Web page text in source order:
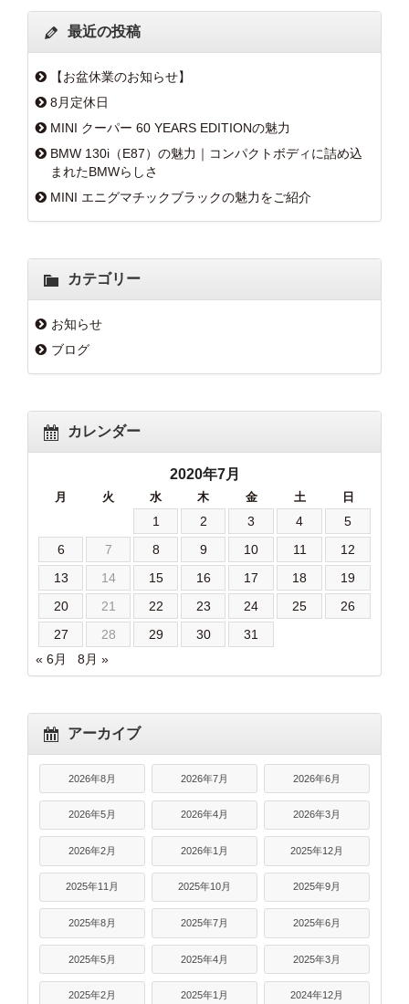
最近の投稿
【お盆休業のお知らせ】
8月定休日
MINI クーパー 60 YEARS EDITIONの魅力
BMW 130i（E87）の魅力｜コンパクトボディに詰め込
まれたBMWらしさ
MINI エニグマチックブラックの魅力をご紹介
カテゴリー
お知らせ
ブログ
カレンダー
2020年7月
月 火 水 木 金 土 日
1 2 3 4
5
6
7 8 9 10 11
12
13
14 15 16 17 18
19
20
21 22 23 24 25
26
27
28 29 30
31
« 6月
8月 »
アーカイブ
2026年8月 2026年7月 2026年6月
2026年5月 2026年4月 2026年3月
2026年2月 2026年1月 2025年12月
2025年11月 2025年10月 2025年9月
2025年8月 2025年7月 2025年6月
2025年5月 2025年4月 2025年3月
2025年2月 2025年1月 2024年12月